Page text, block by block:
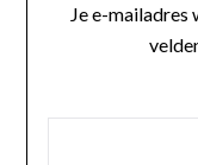
Je e-